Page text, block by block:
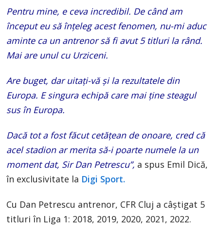
Pentru mine, e ceva incredibil. De când am
început eu să înțeleg acest fenomen, nu-mi aduc
aminte ca un antrenor să fi avut 5 titluri la rând.
Mai are unul cu Urziceni.
Are buget, dar uitați-vă și la rezultatele din
Europa. E singura echipă care mai ține steagul
sus în Europa.
Dacă tot a fost făcut cetățean de onoare, cred că
acel stadion ar merita să-i poarte numele la un
moment dat, Sir Dan Petrescu”, a spus Emil Dică,
în exclusivitate la Digi Sport.
Cu Dan Petrescu antrenor, CFR Cluj a câștigat 5
titluri în Liga 1: 2018, 2019, 2020, 2021, 2022.